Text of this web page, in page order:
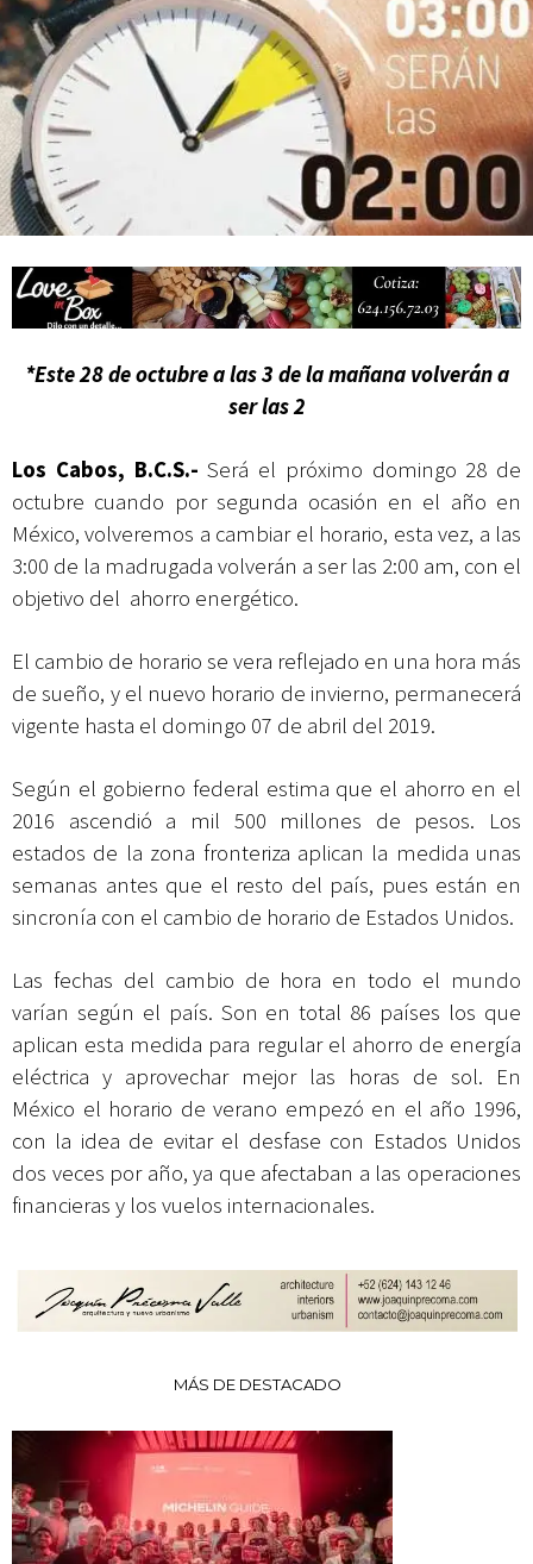
Campesina
Abierto Los Cabos celebra 10 años con un cuadro de lujo y con
actividades de acceso libre
*Este 28 de octubre a las 3 de la mañana volverán a
ser las 2
Los Cabos, B.C.S.-Será el próximo domingo 28 de
octubre cuando por segunda ocasión en el año en
México, volveremos a cambiar el horario, esta vez, a las
3:00 de la madrugada volverán a ser las 2:00 am, con el
objetivo del ahorro energético.
El cambio de horario se vera reflejado en una hora más
de sueño, y el nuevo horario de invierno, permanecerá
vigente hasta el domingo 07 de abril del 2019.
Según el gobierno federal estima que el ahorro en el
2016 ascendió a mil 500 millones de pesos. Los
estados de la zona fronteriza aplican la medida unas
semanas antes que el resto del país, pues están en
sincronía con el cambio de horario de Estados Unidos.
Las fechas del cambio de hora en todo el mundo
varían según el país. Son en total 86 países los que
aplican esta medida para regular el ahorro de energía
eléctrica y aprovechar mejor las horas de sol. En
México el horario de verano empezó en el año 1996,
con la idea de evitar el desfase con Estados Unidos
dos veces por año, ya que afectaban a las operaciones
financieras y los vuelos internacionales.
MÁS DE DESTACADO